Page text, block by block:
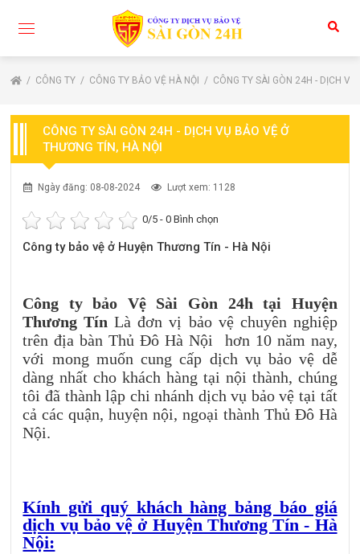
CÔNG TY CÔNG TY BẢO VỆ HÀ NỘI CÔNG TY SÀI GÒN 24H - DỊCH
CÔNG TY SÀI GÒN 24H - DỊCH VỤ BẢO VỆ Ở
THƯƠNG TÍN, HÀ NỘI
Ngày đăng: 08-08-2024 Lượt xem: 1128
0/5 -0 Bình chọn
Công ty bảo vệ ở Huyện Thương Tín - Hà Nội
Công ty bảo Vệ Sài Gòn 24h tại Huyện
Thương Tín Là đơn vị bảo vệ chuyên nghiệp
trên địa bàn Thủ Đô Hà Nội hơn 10 năm nay,
với mong muốn cung cấp dịch vụ bảo vệ dễ
dàng nhất cho khách hàng tại nội thành, chúng
tôi đã thành lập chi nhánh dịch vụ bảo vệ tại tất
cả các quận, huyện nội, ngoại thành Thủ Đô Hà
Nội.
Kính gửi quý khách hàng bảng báo giá
dịch vụ bảo vệ ở Huyện Thương Tín - Hà
Nội: